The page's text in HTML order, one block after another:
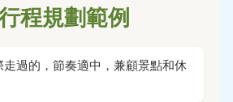
程規劃範例
過的，節奏適中，兼顧景點和休